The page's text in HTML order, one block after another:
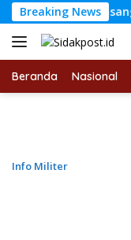
Langsung
ke
konten
Breaking News
Pasang Bendera
Beranda Nasional
Info Militer